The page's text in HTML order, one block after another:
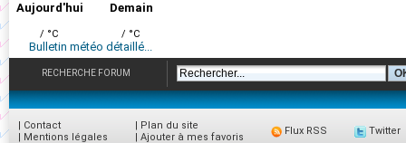
Aujourd'hui
/ °C
Demain
/ °C
Bulletin météo détaillé...
RECHERCHE FORUM
| Contact
| Mentions légales
| Plan du site
| Ajouter à mes favoris
Flux RSS Twitter